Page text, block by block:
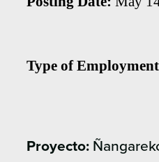
Type of
Proyecto: